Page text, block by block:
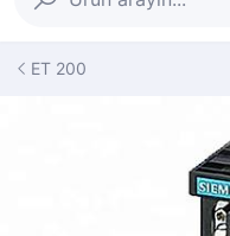
ET 200